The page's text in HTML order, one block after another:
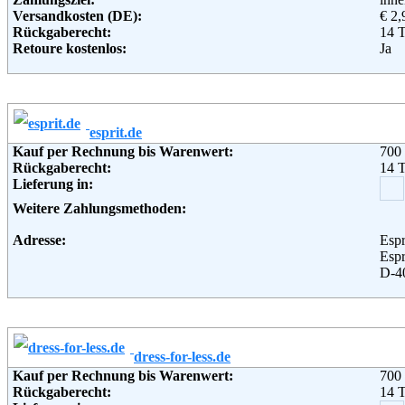
Soziale Kanäle:
Weiterführende Informationen:
Versandkosten (DE):
€
Rückgaberecht:
14
Retoure kostenlos:
Ja
Weitere Zahlungsmethoden:
Telefon:
Fax:
+49
Email:
Soziale Kanäle:
esprit.de
Kauf per Rechnung bis Warenwert:
700
Rückgaberecht:
14
Lieferung in:
Weitere Zahlungsmethoden:
Adresse:
D-
Soziale Kanäle:
Weiterführende Informationen:
dress-for-less.de
Kauf per Rechnung bis Warenwert:
700
Rückgaberecht:
14